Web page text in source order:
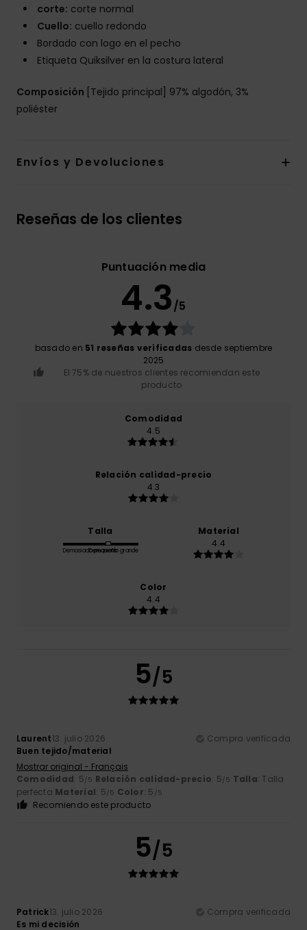
corte: corte normal
Cuello: cuello redondo
Bordado con logo en el pecho
Etiqueta Quiksilver en la costura lateral
Composición [Tejido principal] 97% algodón, 3%
poliéster
Envíos y Devoluciones
Reseñas de los clientes
Puntuación media
4.3/5
basado en 51 reseñas verificadas desde septiembre
2025
El 75% de nuestros clientes recomiendan este
producto
Comodidad
4.5
Relación calidad-precio
4.3
Talla
Demasiado pequeño
Demasiado grande
Material
4.4
Color
4.4
5/5
Laurent13. julio 2026
Compra verificada
Buen tejido/material
Mostrar original - Français
Comodidad: 5/5 Relación calidad-precio: 5/5 Talla: Talla
perfecta Material: 5/5 Color: 5 /5
Recomiendo este producto
5/5
Patrick13. julio 2026
Compra verificada
Es mi decisión